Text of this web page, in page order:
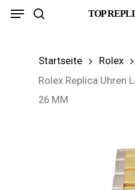
Skip
TOP
Menu
Startseite Rolex
Rolex Replica Uhren
26 MM